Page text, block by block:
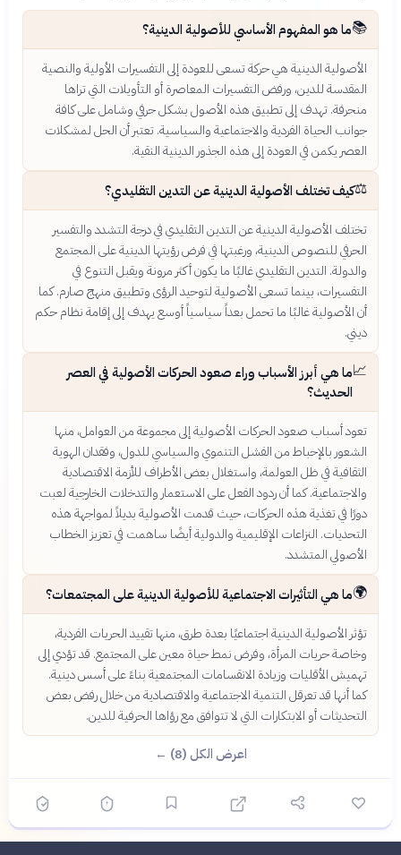
📚ما هو المفهوم الأساسي للأصولية الدينية؟
الأصولية الدينية هي حركة تسعى للعودة إلى التفسيرات الأولية والنصية
المقدسة للدين، ورفض التفسيرات المعاصرة أو التأويلات التي تراها
منحرفة. تهدف إلى تطبيق هذه الأصول بشكل حرفي وشامل على كافة
جوانب الحياة الفردية والاجتماعية والسياسية. تعتبر أن الحل لمشكلات
العصر يكمن في العودة إلى هذه الجذور الدينية النقية.
⚖️كيف تختلف الأصولية الدينية عن التدين التقليدي؟
تختلف الأصولية الدينية عن التدين التقليدي في درجة التشدد والتفسير
الحرفي للنصوص الدينية، ورغبتها في فرض رؤيتها الدينية على المجتمع
والدولة. التدين التقليدي غالبًا ما يكون أكثر مرونة ويقبل التنوع في
التفسيرات، بينما تسعى الأصولية لتوحيد الرؤى وتطبيق منهج صارم. كما
أن الأصولية غالبًا ما تحمل بعداً سياسياً أوسع يهدف إلى إقامة نظام حكم
ديني.
📈ما هي أبرز الأسباب وراء صعود الحركات الأصولية في العصر
الحديث؟
تعود أسباب صعود الحركات الأصولية إلى مجموعة من العوامل، منها
الشعور بالإحباط من الفشل التنموي والسياسي للدول، وفقدان الهوية
الثقافية في ظل العولمة، واستغلال بعض الأطراف للأزمة الاقتصادية
والاجتماعية. كما أن ردود الفعل على الاستعمار والتدخلات الخارجية لعبت
دورًا في تغذية هذه الحركات، حيث قدمت الأصولية بديلاً لمواجهة هذه
التحديات. النزاعات الإقليمية والدولية أيضًا ساهمت في تعزيز الخطاب
الأصولي المتشدد.
🌍ما هي التأثيرات الاجتماعية للأصولية الدينية على المجتمعات؟
تؤثر الأصولية الدينية اجتماعيًا بعدة طرق، منها تقييد الحريات الفردية،
وخاصة حريات المرأة، وفرض نمط حياة معين على المجتمع. قد تؤدي إلى
تهميش الأقليات وزيادة الانقسامات المجتمعية بناءً على أسس دينية.
كما أنها قد تعرقل التنمية الاجتماعية والاقتصادية من خلال رفض بعض
التحديثات أو الابتكارات التي لا تتوافق مع رؤاها الحرفية للدين.
اعرض الكل (8) ←